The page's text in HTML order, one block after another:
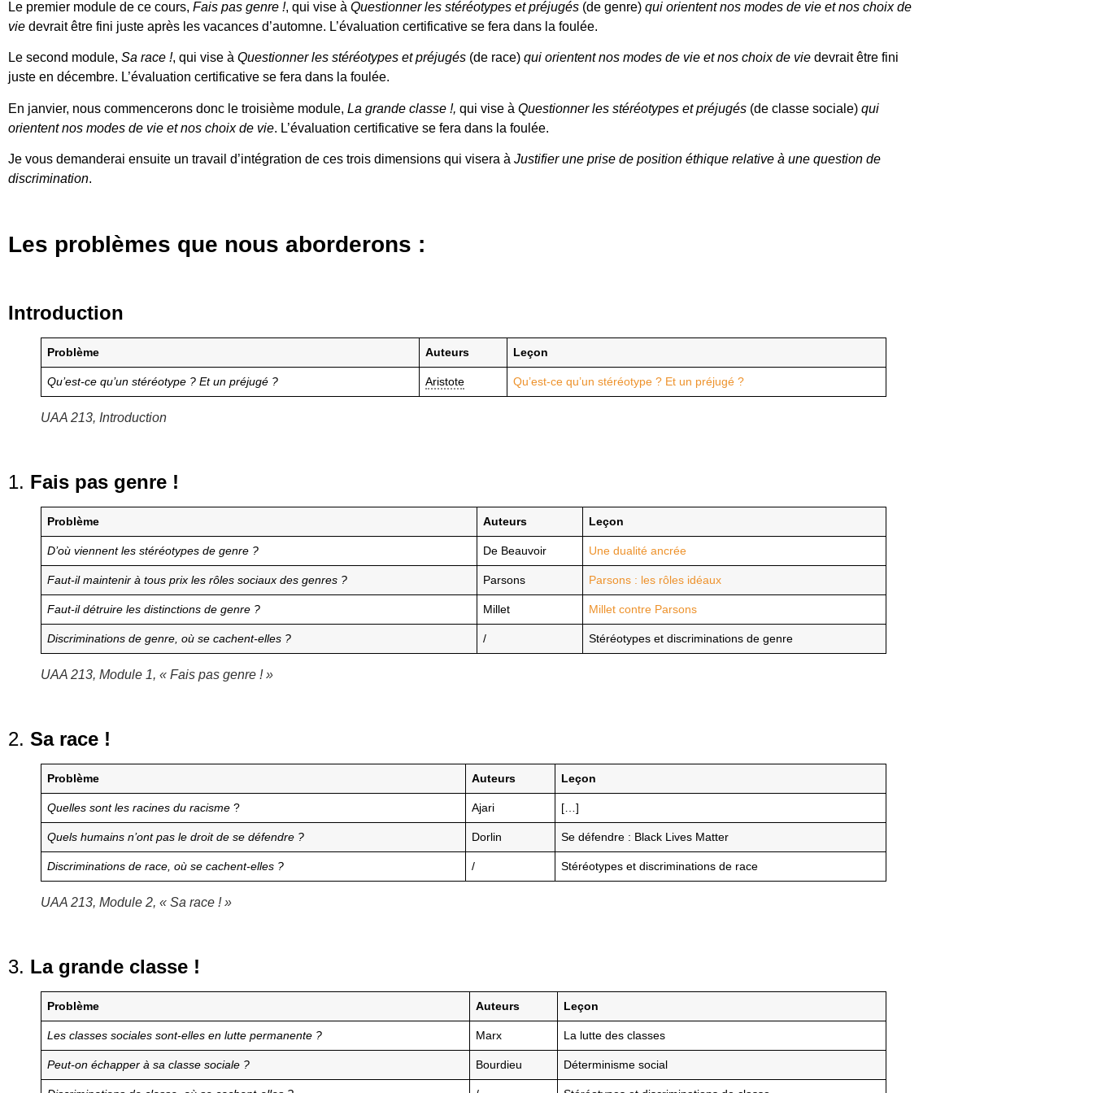
Le premier module de ce cours, Fais pas genre !, qui vise à Questionner les stéréotypes et préjugés (de genre) qui orientent nos modes de vie et nos choix de
vie devrait être fini juste après les vacances d’automne. L’évaluation certificative se fera dans la foulée.
Le second module, Sa race !, qui vise à Questionner les stéréotypes et préjugés (de race) qui orientent nos modes de vie et nos choix de vie devrait être fini
juste en décembre. L’évaluation certificative se fera dans la foulée.
En janvier, nous commencerons donc le troisième module, La grande classe !, qui vise à Questionner les stéréotypes et préjugés (de classe sociale) qui
orientent nos modes de vie et nos choix de vie. L’évaluation certificative se fera dans la foulée.
Je vous demanderai ensuite un travail d’intégration de ces trois dimensions qui visera à Justifier une prise de position éthique relative à une question de
discrimination.
Les problèmes que nous aborderons :
Introduction
Problème Auteurs Leçon
Qu’est-ce qu’un stéréotype ? Et un préjugé ? Aristote Qu’est-ce qu’un stéréotype ? Et un préjugé ?
UAA 213, Introduction
1. Fais pas genre !
Problème Auteurs Leçon
D’où viennent les stéréotypes de genre ? De Beauvoir Une dualité ancrée
Faut-il maintenir à tous prix les rôles sociaux des genres ? Parsons Parsons : les rôles idéaux
Faut-il détruire les distinctions de genre ? Millet Millet contre Parsons
Discriminations de genre, où se cachent-elles ? / Stéréotypes et discriminations de genre
UAA 213, Module 1, « Fais pas genre ! »
2. Sa race !
Problème Auteurs Leçon
Quelles sont les racines du racisme ? Ajari […]
Quels humains n’ont pas le droit de se défendre ? Dorlin Se défendre : Black Lives Matter
Discriminations de race, où se cachent-elles ? / Stéréotypes et discriminations de race
UAA 213, Module 2, « Sa race ! »
3. La grande classe !
Problème Auteurs Leçon
Les classes sociales sont-elles en lutte permanente ? Marx La lutte des classes
Peut-on échapper à sa classe sociale ? Bourdieu Déterminisme social